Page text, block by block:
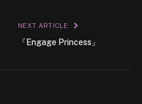
NEXT ARTICLE
『Engage Princess』